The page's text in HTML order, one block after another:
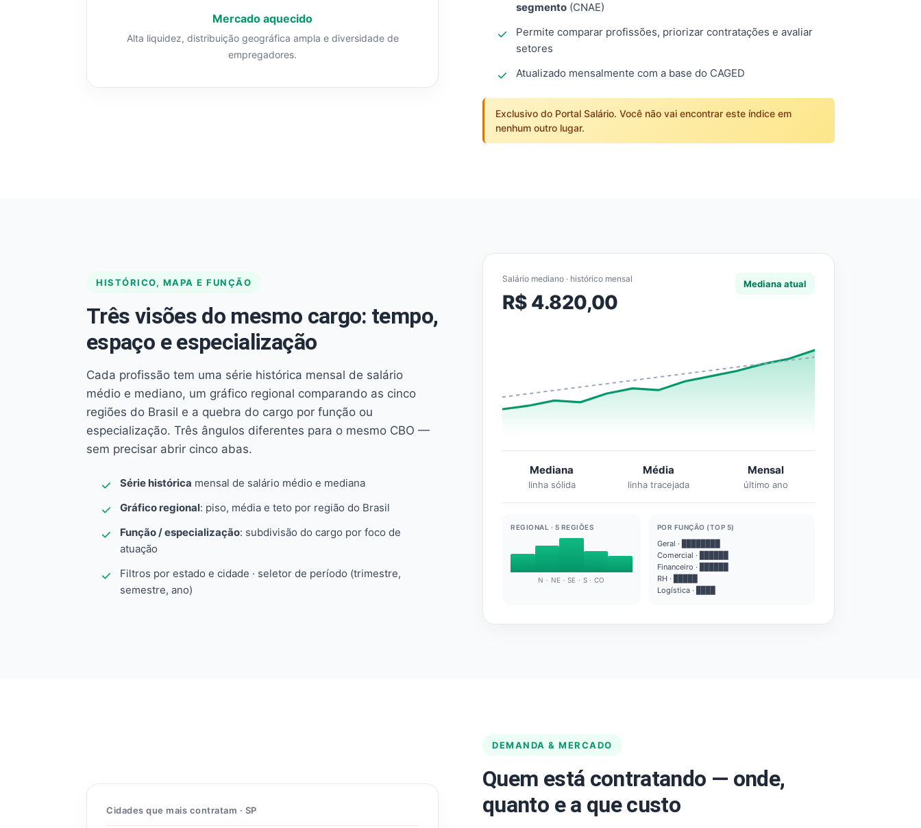
segmento (CNAE)
Permite comparar profissões, priorizar contratações e avaliar
setores
Atualizado mensalmente com a base do CAGED
Exclusivo do Portal Salário. Você não vai encontrar este índice em
nenhum outro lugar.
Mercado aquecido
Alta liquidez, distribuição geográfica ampla e diversidade de
empregadores.
HISTÓRICO, MAPA E FUNÇÃO
Três visões do mesmo cargo: tempo,
espaço e especialização
Cada profissão tem uma série histórica mensal de salário
médio e mediano, um gráfico regional comparando as cinco
regiões do Brasil e a quebra do cargo por função ou
especialização. Três ângulos diferentes para o mesmo CBO —
sem precisar abrir cinco abas.
Série histórica mensal de salário médio e mediana
Gráfico regional: piso, média e teto por região do Brasil
Função / especialização: subdivisão do cargo por foco de
atuação
Filtros por estado e cidade · seletor de período (trimestre,
semestre, ano)
Salário mediano · histórico mensal
R$ 4.820,00
Mediana atual
Mediana
linha sólida
Média
linha tracejada
Mensal
último ano
REGIONAL · 5 REGIÕES
N · NE · SE · S · CO
POR FUNÇÃO (TOP 5)
Geral · ████████
Comercial · ██████
Financeiro · ██████
RH · █████
Logística · ████
DEMANDA & MERCADO
Quem está contratando — onde,
quanto e a que custo
Cidades que mais contratam · SP